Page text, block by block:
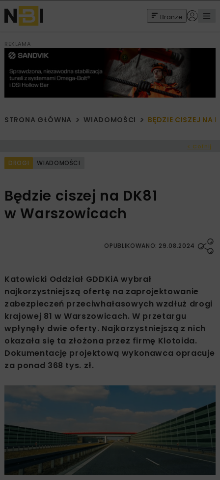
Branże
REKLAMA
STRONA GŁÓWNA WIADOMOŚCI BĘDZIE CISZEJ NA
< Cofnij
DROGI WIADOMOŚCI
Będzie ciszej na DK81
w Warszowicach
OPUBLIKOWANO: 29.08.2024
Katowicki Oddział GDDKiA wybrał
najkorzystniejszą ofertę na zaprojektowanie
zabezpieczeń przeciwhałasowych wzdłuż drogi
krajowej 81 w Warszowicach. W przetargu
wpłynęły dwie oferty. Najkorzystniejszą z nich
okazała się ta złożona przez firmę Klotoida.
Dokumentację projektową wykonawca opracuje
za ponad 368 tys. zł.